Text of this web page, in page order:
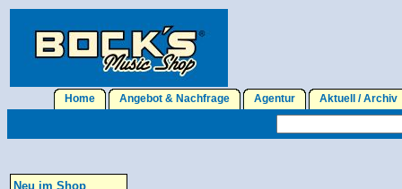
Home Angebot & Nachfrage Agentur Aktuell / Archiv
Neu im Shop